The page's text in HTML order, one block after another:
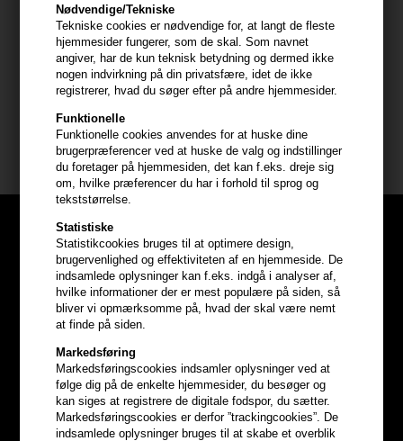
Nødvendige/Tekniske
Tekniske cookies er nødvendige for, at langt de fleste
hjemmesider fungerer, som de skal. Som navnet
angiver, har de kun teknisk betydning og dermed ikke
nogen indvirkning på din privatsfære, idet de ikke
registrerer, hvad du søger efter på andre hjemmesider.
Funktionelle
Funktionelle cookies anvendes for at huske dine
brugerpræferencer ved at huske de valg og indstillinger
du foretager på hjemmesiden, det kan f.eks. dreje sig
om, hvilke præferencer du har i forhold til sprog og
tekststørrelse.
Statistiske
Statistikcookies bruges til at optimere design,
brugervenlighed og effektiviteten af en hjemmeside. De
indsamlede oplysninger kan f.eks. indgå i analyser af,
hvilke informationer der er mest populære på siden, så
bliver vi opmærksomme på, hvad der skal være nemt
at finde på siden.
Markedsføring
Markedsføringscookies indsamler oplysninger ved at
følge dig på de enkelte hjemmesider, du besøger og
kan siges at registrere de digitale fodspor, du sætter.
Markedsføringscookies er derfor ”trackingcookies”. De
indsamlede oplysninger bruges til at skabe et overblik
intensiv pleje
- Skyl grundigt ud og style efter ønske
- Efterlader håret blødt og fyldigt med en luksuriøs duft
- Ideel til alle hårtyper og teksturer
Philip B